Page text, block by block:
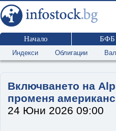
Начало БФБ
Индекси Облигации
Включването на
променя
24 Юни 2026 09:00